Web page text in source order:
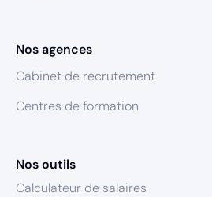
Nos agences
Cabinet de recrutement
Centres de formation
Nos outils
Calculateur de salaires